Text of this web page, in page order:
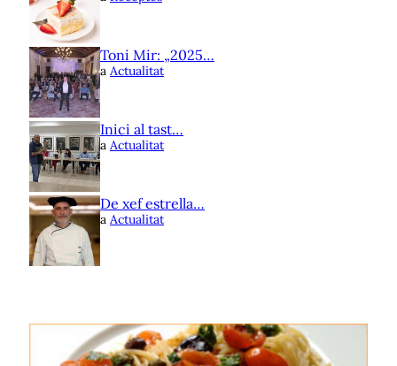
Toni Mir: „2025…
a Actualitat
Inici al tast…
a Actualitat
De xef estrella…
a Actualitat